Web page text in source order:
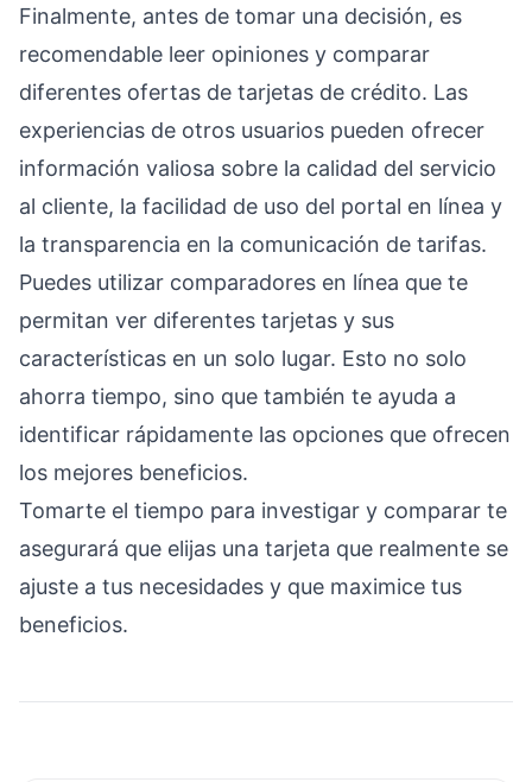
Finalmente, antes de tomar una decisión, es
recomendable leer opiniones y comparar
diferentes ofertas de tarjetas de crédito. Las
experiencias de otros usuarios pueden ofrecer
información valiosa sobre la calidad del servicio
al cliente, la facilidad de uso del portal en línea y
la transparencia en la comunicación de tarifas.
Puedes utilizar comparadores en línea que te
permitan ver diferentes tarjetas y sus
características en un solo lugar. Esto no solo
ahorra tiempo, sino que también te ayuda a
identificar rápidamente las opciones que ofrecen
los mejores beneficios.
Tomarte el tiempo para investigar y comparar te
asegurará que elijas una tarjeta que realmente se
ajuste a tus necesidades y que maximice tus
beneficios.